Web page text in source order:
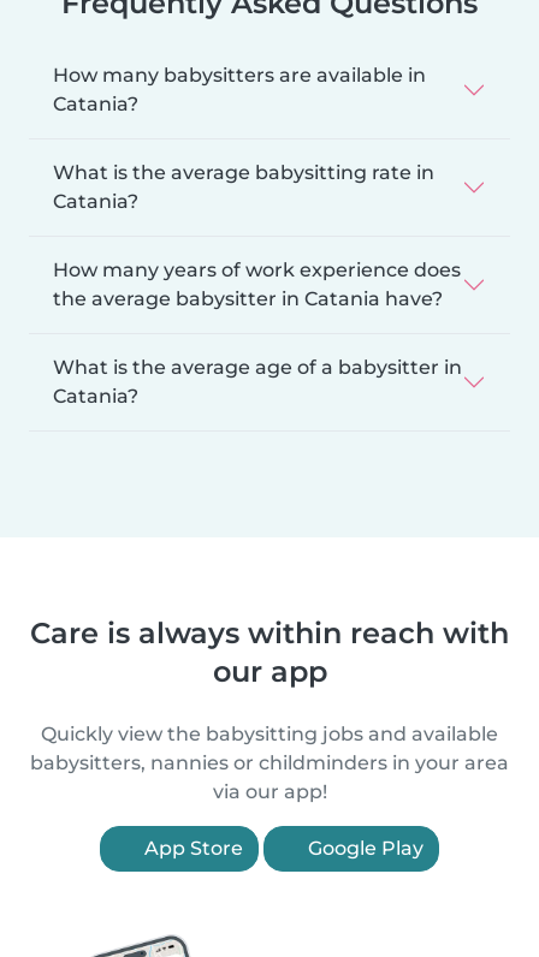
How many babysitters are available in
Catania?
What is the average babysitting rate in
Catania?
How many years of work experience does
the average babysitter in Catania have?
What is the average age of a babysitter in
Catania?
Care is always within reach with
our app
Quickly view the babysitting jobs and available
babysitters, nannies or childminders in your area
via our app!
App Store Google Play